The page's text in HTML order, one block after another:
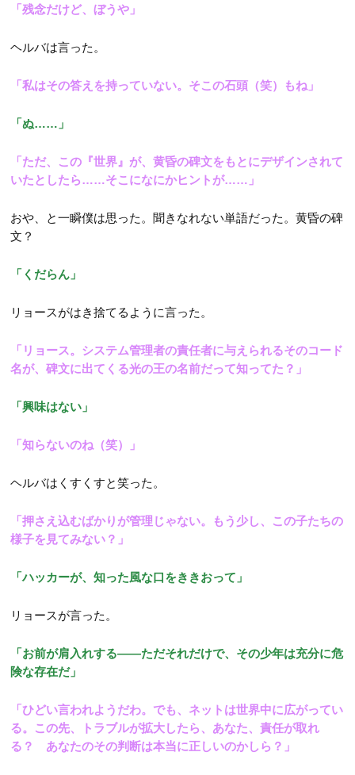
「残念だけど、ぼうや」
ヘルバは言った。
「私はその答えを持っていない。そこの石頭（笑）もね」
「ぬ……」
「ただ、この『世界』が、黄昏の碑文をもとにデザインされて
いたとしたら……そこになにかヒントが……」
おや、と一瞬僕は思った。聞きなれない単語だった。黄昏の碑
文？
「くだらん」
リョースがはき捨てるように言った。
「リョース。システム管理者の責任者に与えられるそのコード
名が、碑文に出てくる光の王の名前だって知ってた？」
「興味はない」
「知らないのね（笑）」
ヘルバはくすくすと笑った。
「押さえ込むばかりが管理じゃない。もう少し、この子たちの
様子を見てみない？」
「ハッカーが、知った風な口をききおって」
リョースが言った。
「お前が肩入れする――ただそれだけで、その少年は充分に危
険な存在だ」
「ひどい言われようだわ。でも、ネットは世界中に広がってい
る。この先、トラブルが拡大したら、あなた、責任が取れ
る？ あなたのその判断は本当に正しいのかしら？」